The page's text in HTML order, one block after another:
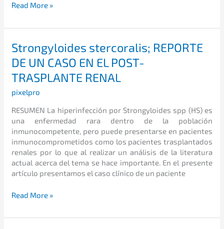
Read More »
Strongyloides stercoralis; REPORTE
DE UN CASO EN EL POST-
TRASPLANTE RENAL
pixelpro
RESUMEN La hiperinfección por Strongyloides spp (HS) es
una enfermedad rara dentro de la población
inmunocompetente, pero puede presentarse en pacientes
inmunocomprometidos como los pacientes trasplantados
renales por lo que al realizar un análisis de la literatura
actual acerca del tema se hace importante. En el presente
artículo presentamos el caso clínico de un paciente
Strongyloides
stercoralis;
REPORTE
DE
CASO
EN
EL
POST-
TRASPLANTE
RENAL
Read More »